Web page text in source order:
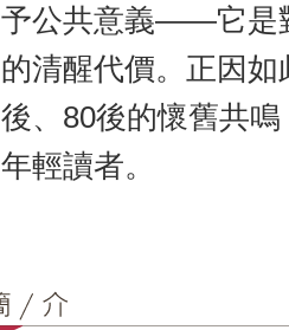
予公共意義——它是
的清醒代價。正因
後、80後的懷舊共
年輕讀者。